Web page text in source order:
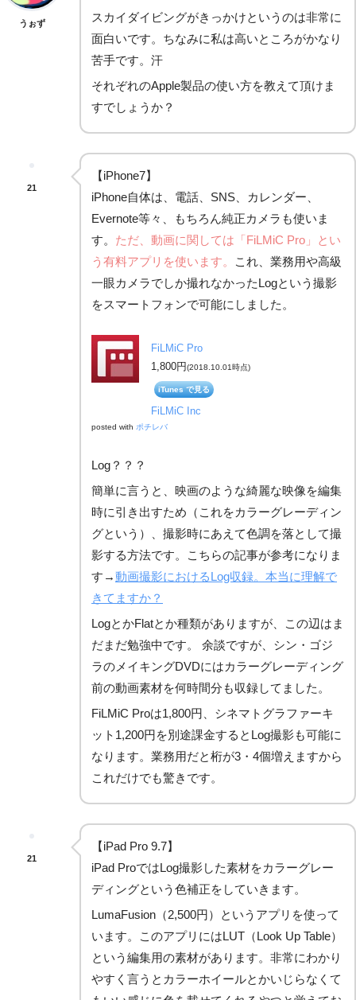
うぉず
スカイダイビングがきっかけというのは非常に
面白いです。ちなみに私は高いところがかなり
苦手です。汗
それぞれのApple製品の使い方を教えて頂けま
すでしょうか？
21
【iPhone7】
iPhone自体は、電話、SNS、カレンダー、
Evernote等々、もちろん純正カメラも使いま
す。 ただ、動画に関しては「FiLMiC Pro」とい
う有料アプリを使います。
これ、業務用や高級
一眼カメラでしか撮れなかったLogという撮影
をスマートフォンで可能にしました。
FiLMiC Pro
1,800円(2018.10.01時点)
iTunes で見る
FiLMiC Inc
posted with ポチレバ
Log？？？
簡単に言うと、映画のような綺麗な映像を編集
時に引き出すため（これをカラーグレーディン
グという）、撮影時にあえて色調を落として撮
影する方法です。こちらの記事が参考になりま
す→動画撮影におけるLog収録。本当に理解で
きてますか？
LogとかFlatとか種類がありますが、この辺はま
だまだ勉強中です。 余談ですが、シン・ゴジ
ラのメイキングDVDにはカラーグレーディング
前の動画素材を何時間分も収録してました。
FiLMiC Proは1,800円、シネマトグラファーキ
ット1,200円を別途課金するとLog撮影も可能に
なります。業務用だと桁が3・4個増えますから
これだけでも驚きです。
21
【iPad Pro 9.7】
iPad ProではLog撮影した素材をカラーグレー
ディングという色補正をしていきます。
LumaFusion（2,500円）というアプリを使って
います。このアプリにはLUT（Look Up Table）
という編集用の素材があります。非常にわかり
やすく言うとカラーホイールとかいじらなくて